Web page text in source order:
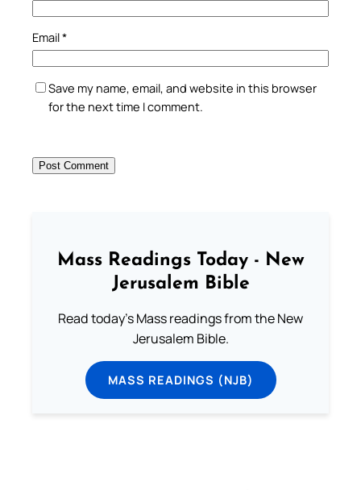
Email*
Save my name, email, and website in this browser
for the next time I comment.
Mass Readings Today - New
Jerusalem Bible
Read today's Mass readings from the New
Jerusalem Bible.
MASS READINGS (NJB)